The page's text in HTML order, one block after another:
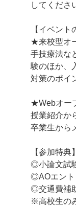
してくださ
【イベント
★来校型オ
手技療法な
験のほか、
対策のポイ
★Webオー
授業紹介か
卒業生から
【参加特典】
◎小論文試
◎AOエント
◎交通費補
※高校生の